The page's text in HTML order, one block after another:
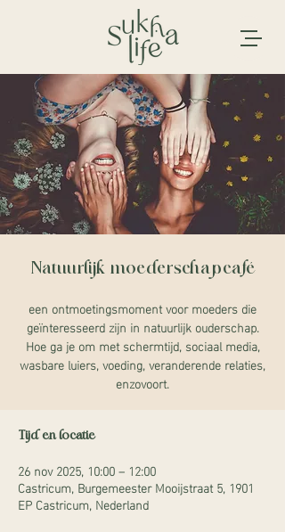
Natuurlijk moederschapcafé
een ontmoetingsmoment voor moeders die
geïnteresseerd zijn in natuurlijk ouderschap.
Hoe ga je om met schermtijd, sociaal media,
wasbare luiers, voeding, veranderende relaties,
enzovoort.
Tijd en locatie
26 nov 2025, 10:00 – 12:00
Castricum, Burgemeester Mooijstraat 5, 1901
EP Castricum, Nederland